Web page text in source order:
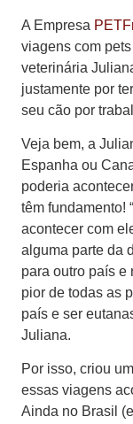
A Empresa
viagens com
veterinária
justamente por
seu cão por
Veja bem, a
Espanha ou
poderia
têm fundamento!
acontecer com
alguma parte da
para outro país e
pior de todas as
país e ser
Juliana.
Por isso, criou
essas viagens
Ainda no Brasil